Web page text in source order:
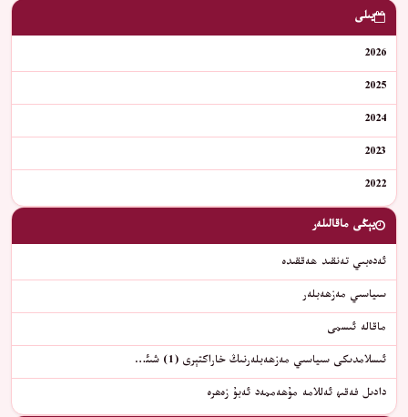
يىلى
2026
2025
2024
2023
2022
يېڭى ماقالىلەر
ئەدەبىي تەنقىد ھەققىدە
سىياسىي مەزھەبلەر
ماقالە ئىسمى
ئىسلامدىكى سىياسىي مەزھەبلەرنىڭ خاراكتېرى (1) شىئ…
دادىل فەقىھ ئەللامە مۇھەممەد ئەبۇ زەھرە